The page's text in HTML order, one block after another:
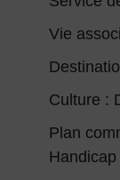
Vie
Culture :
Plan
Handicap